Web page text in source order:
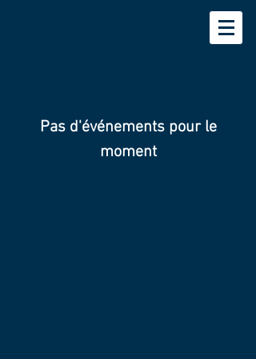
Pas d'événements pour le
moment